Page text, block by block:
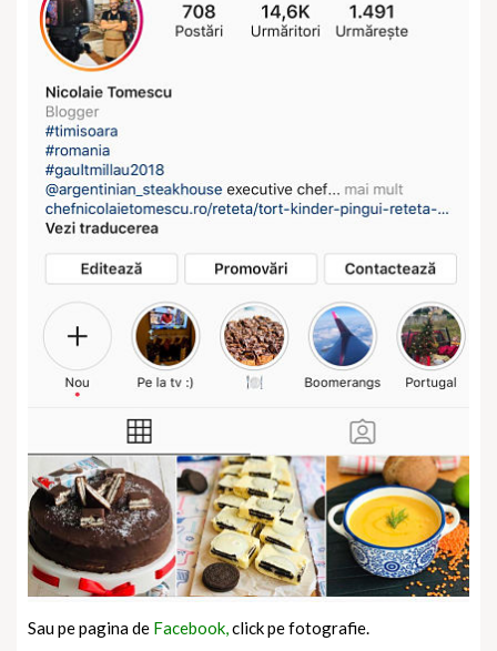
Sau pe pagina de Facebook,click pe fotografie.